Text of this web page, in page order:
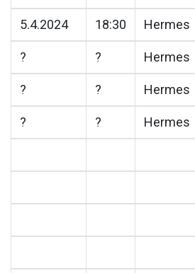
5.4.2024 18:30 Hermes
? ? Hermes
? ? Hermes
? ? Hermes